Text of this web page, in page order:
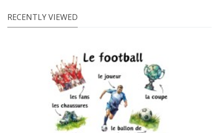
RECENTLY VIEWED